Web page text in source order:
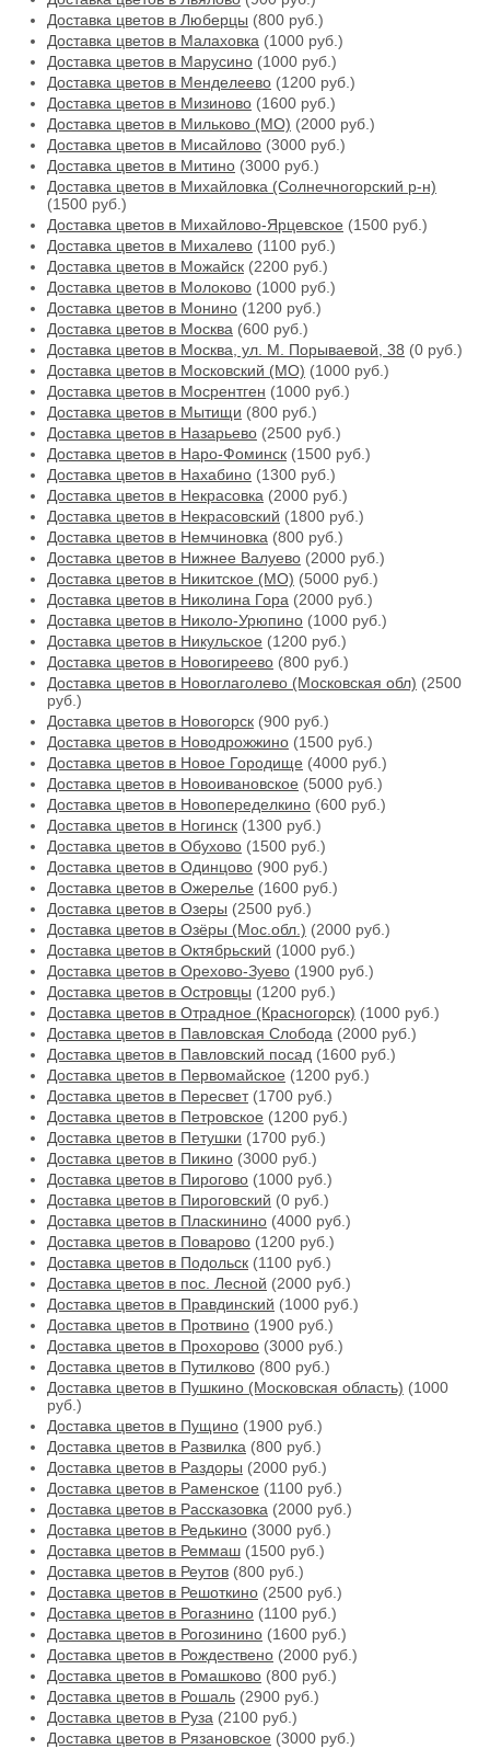
Доставка цветов в Люберцы (800 руб.)
Доставка цветов в Малаховка (1000 руб.)
Доставка цветов в Марусино (1000 руб.)
Доставка цветов в Менделеево (1200 руб.)
Доставка цветов в Мизиново (1600 руб.)
Доставка цветов в Мильково (МО) (2000 руб.)
Доставка цветов в Мисайлово (3000 руб.)
Доставка цветов в Митино (3000 руб.)
Доставка цветов в Михайловка (Солнечногорский р-н)
(1500 руб.)
Доставка цветов в Михайлово-Ярцевское (1500 руб.)
Доставка цветов в Михалево (1100 руб.)
Доставка цветов в Можайск (2200 руб.)
Доставка цветов в Молоково (1000 руб.)
Доставка цветов в Монино (1200 руб.)
Доставка цветов в Москва (600 руб.)
Доставка цветов в Москва, ул. М. Порываевой, 38 (0 руб.)
Доставка цветов в Московский (МО) (1000 руб.)
Доставка цветов в Мосрентген (1000 руб.)
Доставка цветов в Мытищи (800 руб.)
Доставка цветов в Назарьево (2500 руб.)
Доставка цветов в Наро-Фоминск (1500 руб.)
Доставка цветов в Нахабино (1300 руб.)
Доставка цветов в Некрасовка (2000 руб.)
Доставка цветов в Некрасовский (1800 руб.)
Доставка цветов в Немчиновка (800 руб.)
Доставка цветов в Нижнее Валуево (2000 руб.)
Доставка цветов в Никитское (МО) (5000 руб.)
Доставка цветов в Николина Гора (2000 руб.)
Доставка цветов в Николо-Урюпино (1000 руб.)
Доставка цветов в Никульское (1200 руб.)
Доставка цветов в Новогиреево (800 руб.)
Доставка цветов в Новоглаголево (Московская обл) (2500
руб.)
Доставка цветов в Новогорск (900 руб.)
Доставка цветов в Новодрожжино (1500 руб.)
Доставка цветов в Новое Городище (4000 руб.)
Доставка цветов в Новоивановское (5000 руб.)
Доставка цветов в Новопеределкино (600 руб.)
Доставка цветов в Ногинск (1300 руб.)
Доставка цветов в Обухово (1500 руб.)
Доставка цветов в Одинцово (900 руб.)
Доставка цветов в Ожерелье (1600 руб.)
Доставка цветов в Озеры (2500 руб.)
Доставка цветов в Озёры (Мос.обл.) (2000 руб.)
Доставка цветов в Октябрьский (1000 руб.)
Доставка цветов в Орехово-Зуево (1900 руб.)
Доставка цветов в Островцы (1200 руб.)
Доставка цветов в Отрадное (Красногорск) (1000 руб.)
Доставка цветов в Павловская Слобода (2000 руб.)
Доставка цветов в Павловский посад (1600 руб.)
Доставка цветов в Первомайское (1200 руб.)
Доставка цветов в Пересвет(1700 руб.)
Доставка цветов в Петровское (1200 руб.)
Доставка цветов в Петушки (1700 руб.)
Доставка цветов в Пикино (3000 руб.)
Доставка цветов в Пирогово (1000 руб.)
Доставка цветов в Пироговский (0 руб.)
Доставка цветов в Пласкинино (4000 руб.)
Доставка цветов в Поварово (1200 руб.)
Доставка цветов в Подольск (1100 руб.)
Доставка цветов в пос. Лесной (2000 руб.)
Доставка цветов в Правдинский (1000 руб.)
Доставка цветов в Протвино (1900 руб.)
Доставка цветов в Прохорово (3000 руб.)
Доставка цветов в Путилково (800 руб.)
Доставка цветов в Пушкино (Московская область) (1000
руб.)
Доставка цветов в Пущино (1900 руб.)
Доставка цветов в Развилка (800 руб.)
Доставка цветов в Раздоры (2000 руб.)
Доставка цветов в Раменское (1100 руб.)
Доставка цветов в Рассказовка (2000 руб.)
Доставка цветов в Редькино (3000 руб.)
Доставка цветов в Реммаш (1500 руб.)
Доставка цветов в Реутов (800 руб.)
Доставка цветов в Решоткино (2500 руб.)
Доставка цветов в Рогазнино (1100 руб.)
Доставка цветов в Рогозинино (1600 руб.)
Доставка цветов в Рождествено (2000 руб.)
Доставка цветов в Ромашково (800 руб.)
Доставка цветов в Рошаль (2900 руб.)
Доставка цветов в Руза (2100 руб.)
Доставка цветов в Рязановское (3000 руб.)